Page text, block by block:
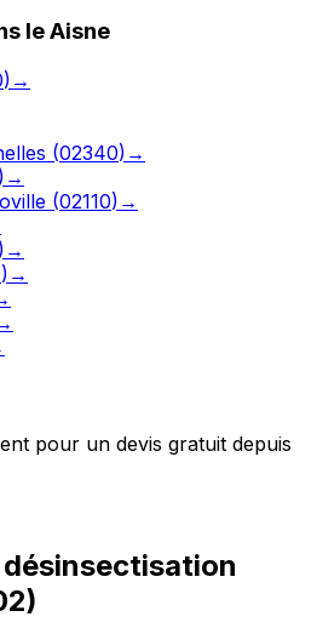
leAisne
) →
(02340) →
) →
(02110) →
) →
) →
pour un devis gratuit depuis
)